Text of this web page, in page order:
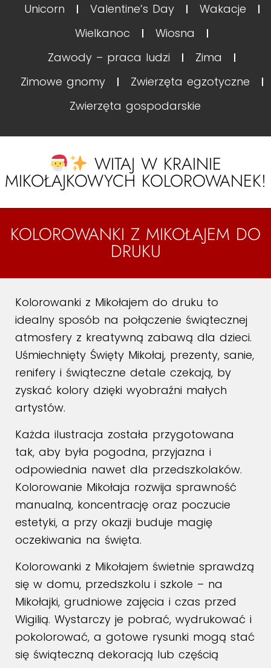
Unicorn
Valentine’s Day
Wakacje
Wielkanoc
Wiosna
Zawody – praca ludzi
Zima
Zimowe gnomy
Zwierzęta egzotyczne
Zwierzęta gospodarskie
WITAJ W KRAINIE
MIKOŁAJKOWYCH KOLOROWANEK!
KOLOROWANKI Z MIKOŁAJEM DO
DRUKU
Kolorowanki z Mikołajem do druku to
idealny sposób na połączenie świątecznej
atmosfery z kreatywną zabawą dla dzieci.
Uśmiechnięty Święty Mikołaj, prezenty, sanie,
renifery i świąteczne detale czekają, by
zyskać kolory dzięki wyobraźni małych
artystów.​
Każda ilustracja została przygotowana
tak, aby była pogodna, przyjazna i
odpowiednia nawet dla przedszkolaków.
Kolorowanie Mikołaja rozwija sprawność
manualną, koncentrację oraz poczucie
estetyki, a przy okazji buduje magię
oczekiwania na święta.​
Kolorowanki z Mikołajem świetnie sprawdzą
się w domu, przedszkolu i szkole – na
Mikołajki, grudniowe zajęcia i czas przed
Wigilią. Wystarczy je pobrać, wydrukować i
pokolorować, a gotowe rysunki mogą stać
się świąteczną dekoracją lub częścią